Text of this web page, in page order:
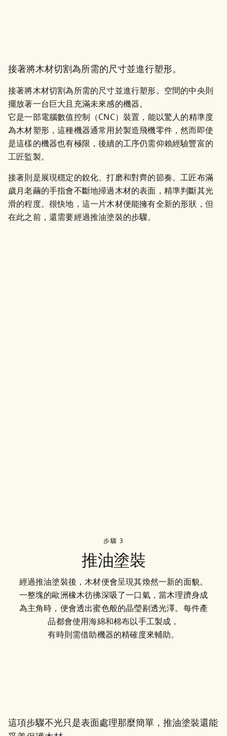
接著將木材切割為所需的尺寸並進行塑形。
接著將木材切割為所需的尺寸並進行塑形。空間的中央則
擺放著一台巨大且充滿未來感的機器。
它是一部電腦數值控制（CNC）裝置，能以驚人的精準度
為木材塑形，這種機器通常用於製造飛機零件，然而即使
是這樣的機器也有極限，後續的工序仍需仰賴經驗豐富的
工匠監製。
接著則是展現穩定的銳化、打磨和對齊的節奏。工匠布滿
歲月老繭的手指會不斷地掃過木材的表面，精準判斷其光
滑的程度。很快地，這一片木材便能擁有全新的形狀，但
在此之前，還需要經過推油塗裝的步驟。
步驟 3
推油塗裝
經過推油塗裝後，木材便會呈現其煥然一新的面貌。
一整塊的歐洲橡木彷彿深吸了一口氣，當木理躋身成
為主角時，便會透出蜜色般的晶瑩剔透光澤。每件產
品都會使用海綿和棉布以手工製成，
有時則需借助機器的精確度來輔助。
這項步驟不光只是表面處理那麼簡單，推油塗裝還能